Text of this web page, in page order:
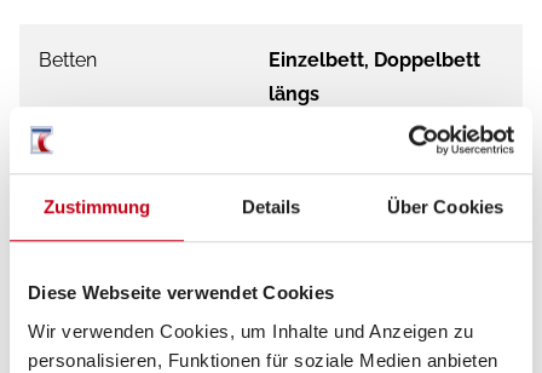
Zustimmung Details Über Cookies
Diese Webseite verwendet Cookies
Wir verwenden Cookies, um Inhalte und Anzeigen zu
personalisieren, Funktionen für soziale Medien anbieten
Betten
Einzelbett, Doppelbett
längs